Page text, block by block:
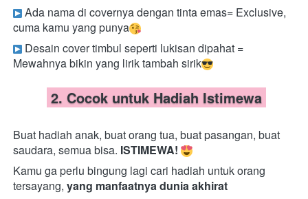
Ada nama di covernya dengan tinta emas= Exclusive,
cuma kamu yang punya
Desain cover timbul seperti lukisan dipahat =
Mewahnya bikin yang lirik tambah sirik
2. Cocok untuk Hadiah Istimewa
Buat hadiah anak, buat orang tua, buat pasangan, buat
saudara, semua bisa. ISTIMEWA!
Kamu ga perlu bingung lagi cari hadiah untuk orang
tersayang, yang manfaatnya dunia akhirat